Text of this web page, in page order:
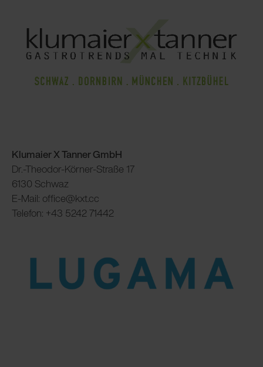
Klumaier X Tanner GmbH
Dr.-Theodor-Körner-Straße 17
6130 Schwaz
E-Mail: office@kxt.cc
Telefon: +43 5242 71442